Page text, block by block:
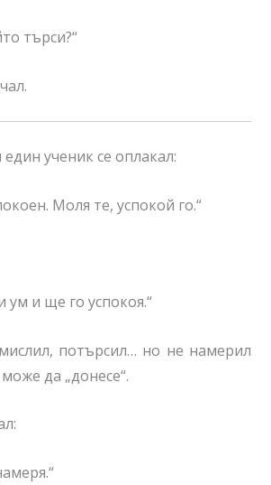
търси?“
ученик се оплакал:
Моля те, успокой го.“
ум и ще го успокоя.“
потърсил… но не намерил
да „донесе“.